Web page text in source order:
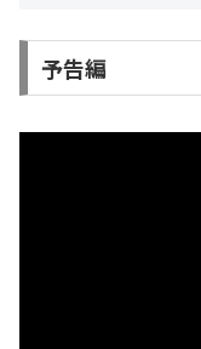
予告編